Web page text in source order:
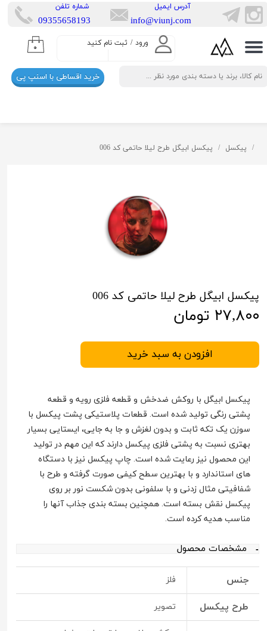
ورود / ثبت نام کنید
حساب کاربری من
تغییر گذر واژه
سفارشات
۰
​شماره تلفن
​​09355658193
​آدرس ایمیل
info@viunj.com
خرید اقساطی با اسنپ پی
پیکسل پیکسل ابیگل طرح لیلا حاتمی کد 006
پیکسل ابیگل طرح لیلا حاتمی کد 006
۲۷,۸۰۰ تومان
افزودن به سبد خرید
پیکسل ابیگل با روکش ضدخش و قطعه فلزی رویه و قطعه
پشتی رنگی تولید شده است. قطعات پلاستیکی پشت پیکسل با
سوزن یک تکه ثابت و بدون لغزش و جا به جایی، ایستایی بسیار
بهتری نسبت به پشتی فلزی پیکسل دارند که این مهم در تولید
این محصول نیز رعایت شده است. چاپ پیکسل نیز با دستگاه
های استاندارد و با بهترین سطح کیفی صورت گرفته و طرح با
شفافیتی مثال زدنی و با سلفونی بدون شکست نور بر روی
پیکسل نقش بسته است. همچنین بسته بندی جذاب آنها را
مناسب هدیه کرده است.
مشخصات محصول
جنس فلز
طرح پیکسل تصویر